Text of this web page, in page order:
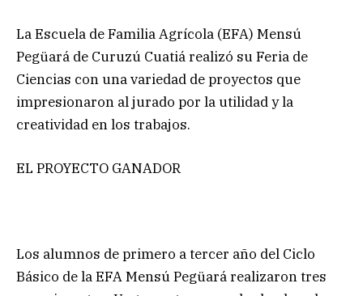
La Escuela de Familia Agrícola (EFA) Mensú
Pegüará de Curuzú Cuatiá realizó su Feria de
Ciencias con una variedad de proyectos que
impresionaron al jurado por la utilidad y la
creatividad en los trabajos.
EL PROYECTO GANADOR
Los alumnos de primero a tercer año del Ciclo
Básico de la EFA Mensú Pegüará realizaron tres